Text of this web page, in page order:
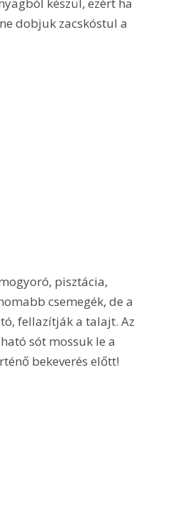
készül, ezért ha
dobjuk zacskóstul a
pisztácia,
csemegék, de a
fellazítják a talajt. Az
sót mossuk le a
bekeverés előtt!